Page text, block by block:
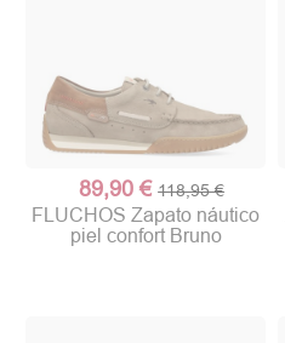
89,90 € 118,95 €
FLUCHOS Zapato náutico
piel confort Bruno